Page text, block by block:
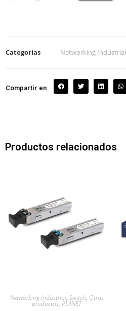
Categorías Networking Industrial
Compartir en
Productos relacionados
Networking Industrial, Switch, Otros
productos, PLANET